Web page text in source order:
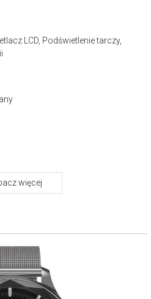
LCD, Podświetlenie tarczy,
dni, w zależności od użytkowania
px
Pro
więcej